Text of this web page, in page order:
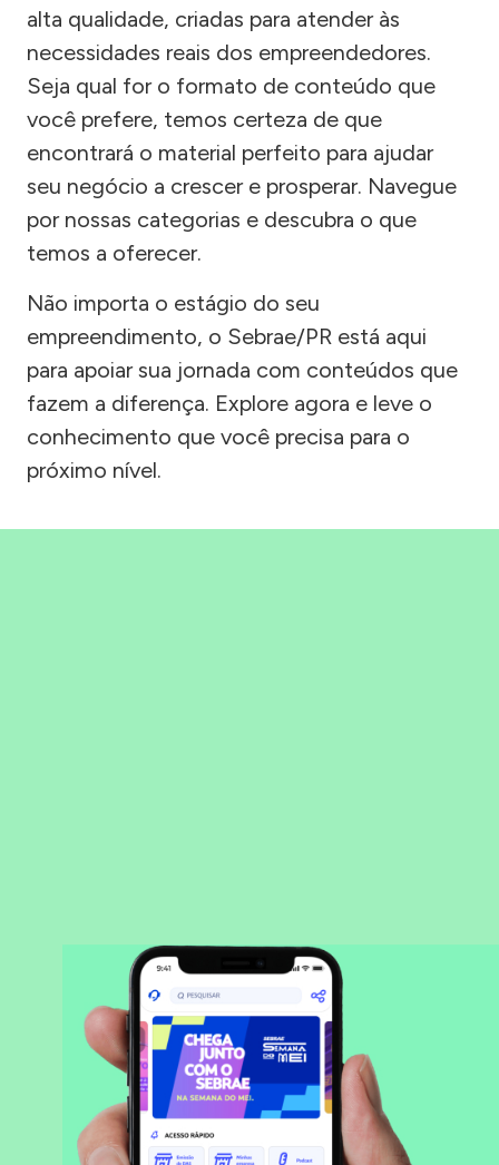
alta qualidade, criadas para atender às
necessidades reais dos empreendedores.
Seja qual for o formato de conteúdo que
você prefere, temos certeza de que
encontrará o material perfeito para ajudar
seu negócio a crescer e prosperar. Navegue
por nossas categorias e descubra o que
temos a oferecer.
Não importa o estágio do seu
empreendimento, o Sebrae/PR está aqui
para apoiar sua jornada com conteúdos que
fazem a diferença. Explore agora e leve o
conhecimento que você precisa para o
próximo nível.